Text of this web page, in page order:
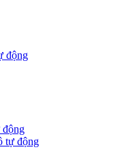
động
động
tự động